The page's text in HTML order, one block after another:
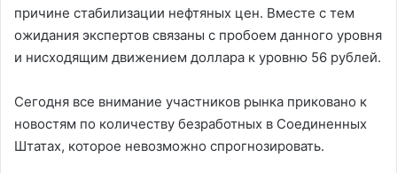
причине стабилизации нефтяных цен. Вместе с тем
ожидания экспертов связаны с пробоем данного уровня
и нисходящим движением доллара к уровню 56 рублей.
Сегодня все внимание участников рынка приковано к
новостям по количеству безработных в Соединенных
Штатах, которое невозможно спрогнозировать.